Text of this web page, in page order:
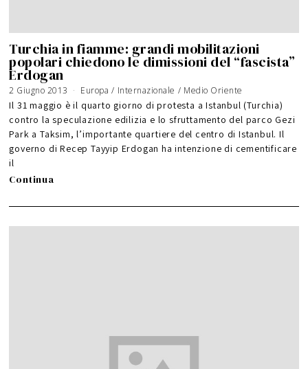
Turchia in fiamme: grandi mobilitazioni
popolari chiedono le dimissioni del “fascista”
Erdogan
2 Giugno 2013
i
u
n
2
0
1
6
Europa / Internazionale / Medio Oriente
Il 31 maggio è il quarto giorno di protesta a Istanbul (Turchia)
contro la speculazione edilizia e lo sfruttamento del parco Gezi
Park a Taksim, l’importante quartiere del centro di Istanbul. Il
governo di Recep Tayyip Erdogan ha intenzione di cementificare
il
Continua